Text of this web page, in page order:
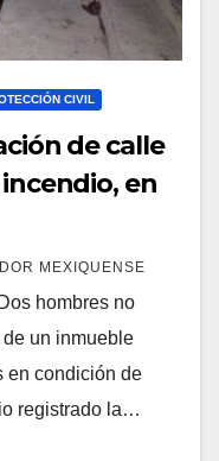
CIVIL
de calle
en
MEXIQUENSE
hombres no
un inmueble
en condición de
registrado la…